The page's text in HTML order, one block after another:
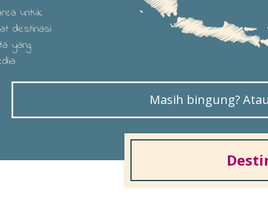
untuk
destinasi
yang
Masih bingung?